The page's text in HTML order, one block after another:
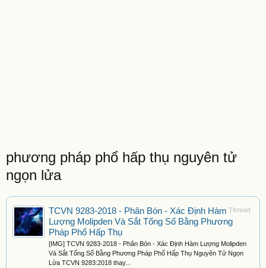
phương pháp phổ hấp thụ nguyên tử
ngọn lửa
Thread
TCVN 9283-2018 - Phân Bón - Xác Định Hàm
Lượng Molipden Và Sắt Tổng Số Bằng Phương
Pháp Phổ Hấp Thụ
[IMG] TCVN 9283-2018 - Phân Bón - Xác Định Hàm Lượng Molipden
Và Sắt Tổng Số Bằng Phương Pháp Phổ Hấp Thụ Nguyên Tử Ngọn
Lửa TCVN 9283:2018 thay...